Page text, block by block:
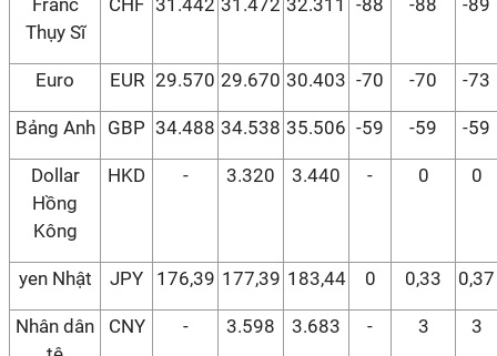
Franc
Thụy Sĩ
CHF 31.442 31.472 32.311 -88 -88 -89
Euro EUR 29.570 29.670 30.403 -70 -70 -73
Bảng Anh GBP 34.488 34.538 35.506 -59 -59 -59
Dollar
Hồng
Kông
HKD - 3.320 3.440 - 0 0
yen Nhật JPY 176,39 177,39 183,44 0 0,33 0,37
Nhân dân
CNY - 3.598 3.683 - 3 3